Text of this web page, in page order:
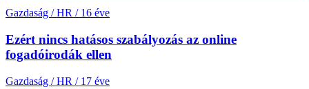
Gazdaság / HR / 16 éve
Ezért nincs hatásos szabályozás az online
fogadóirodák ellen
Gazdaság / HR / 17 éve